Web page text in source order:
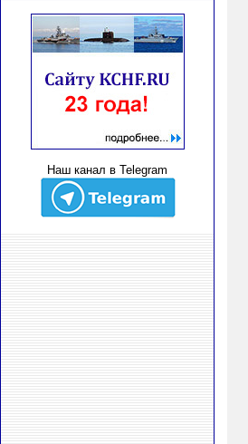
Наш канал в Telegram